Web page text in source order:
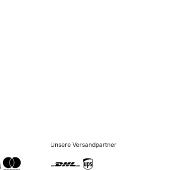
Unsere Versandpartner